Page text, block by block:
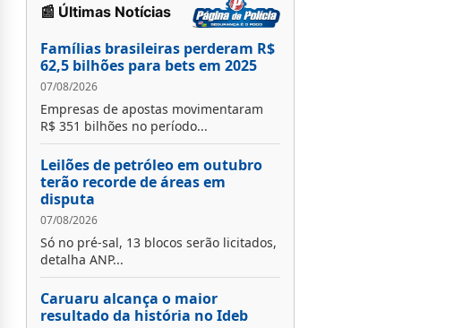
📰 Últimas Notícias
Famílias brasileiras perderam R$
62,5 bilhões para bets em 2025
07/08/2026
Empresas de apostas movimentaram
R$ 351 bilhões no período...
Leilões de petróleo em outubro
terão recorde de áreas em
disputa
07/08/2026
Só no pré-sal, 13 blocos serão licitados,
detalha ANP...
Caruaru alcança o maior
resultado da história no Ideb